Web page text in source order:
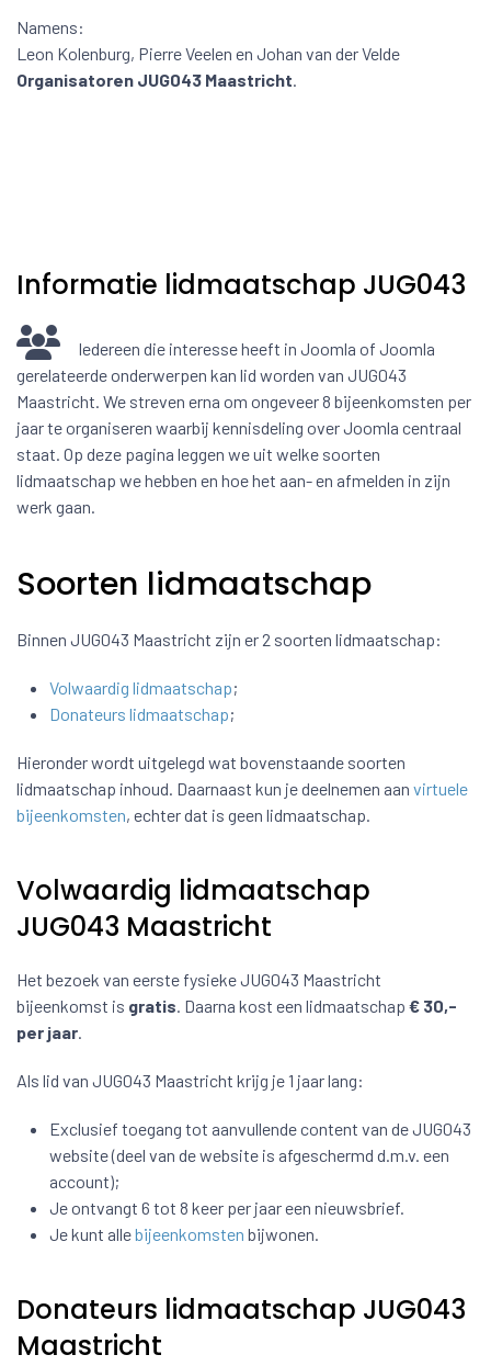
Namens:
Leon Kolenburg, Pierre Veelen en Johan van der Velde
Organisatoren JUG043 Maastricht.
Informatie lidmaatschap JUG043
Iedereen die interesse heeft in Joomla of Joomla
gerelateerde onderwerpen kan lid worden van JUG043
Maastricht. We streven erna om ongeveer 8 bijeenkomsten per
jaar te organiseren waarbij kennisdeling over Joomla centraal
staat. Op deze pagina leggen we uit welke soorten
lidmaatschap we hebben en hoe het aan- en afmelden in zijn
werk gaan.
Soorten lidmaatschap
Binnen JUG043 Maastricht zijn er 2 soorten lidmaatschap:
Volwaardig lidmaatschap;
Donateurs lidmaatschap;
Hieronder wordt uitgelegd wat bovenstaande soorten
lidmaatschap inhoud. Daarnaast kun je deelnemen aan virtuele
bijeenkomsten, echter dat is geen lidmaatschap.
Volwaardig lidmaatschap
JUG043 Maastricht
Het bezoek van eerste fysieke JUG043 Maastricht
bijeenkomst is gratis. Daarna kost een lidmaatschap € 30,-
per jaar.
Als lid van JUG043 Maastricht krijg je 1 jaar lang:
Exclusief toegang tot aanvullende content van de JUG043
website (deel van de website is afgeschermd d.m.v. een
account);
Je ontvangt 6 tot 8 keer per jaar een nieuwsbrief.
Je kunt allebijeenkomsten bijwonen.
Donateurs lidmaatschap JUG043
Maastricht